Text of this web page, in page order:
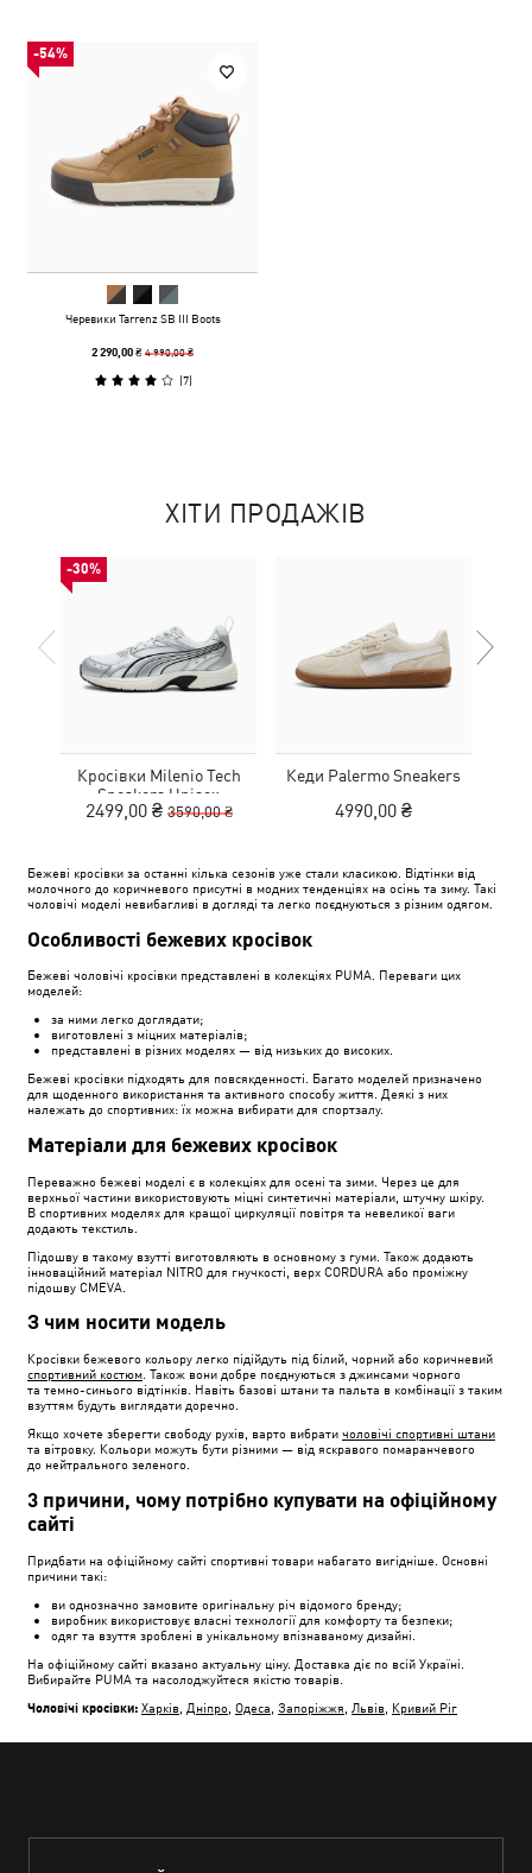
-54%
Черевики Tarrenz SB III Boots
2 290,00 ₴4 990,00 ₴
(7)
ХІТИ ПРОДАЖІВ
-30%
Кросівки Milenio Tech
Sneakers Unisex
2499,00 ₴ 3590,00 ₴
Кеди Palermo Sneakers
4990,00 ₴
Бежеві кросівки за останні кілька сезонів уже стали класикою. Відтінки від
молочного до коричневого присутні в модних тенденціях на осінь та зиму. Такі
чоловічі моделі невибагливі в догляді та легко поєднуються з різним одягом.
Особливості бежевих кросівок
Бежеві чоловічі кросівки представлені в колекціях PUMA. Переваги цих
моделей:
за ними легко доглядати;
виготовлені з міцних матеріалів;
представлені в різних моделях — від низьких до високих.
Бежеві кросівки підходять для повсякденності. Багато моделей призначено
для щоденного використання та активного способу життя. Деякі з них
належать до спортивних: їх можна вибирати для спортзалу.
Матеріали для бежевих кросівок
Переважно бежеві моделі є в колекціях для осені та зими. Через це для
верхньої частини використовують міцні синтетичні матеріали, штучну шкіру.
В спортивних моделях для кращої циркуляції повітря та невеликої ваги
додають текстиль.
Підошву в такому взутті виготовляють в основному з гуми. Також додають
інноваційний матеріал NITRO для гнучкості, верх CORDURA або проміжну
підошву CMEVA.
З чим носити модель
Кросівки бежевого кольору легко підійдуть під білий, чорний або коричневий
спортивний костюм . Також вони добре поєднуються з джинсами чорного
та темно-синього відтінків. Навіть базові штани та пальта в комбінації з таким
взуттям будуть виглядати доречно.
Якщо хочете зберегти свободу рухів, варто вибрати чоловічі спортивні штани
та вітровку. Кольори можуть бути різними — від яскравого помаранчевого
до нейтрального зеленого.
3 причини, чому потрібно купувати на офіційному
сайті
Придбати на офіційному сайті спортивні товари набагато вигідніше. Основні
причини такі:
ви однозначно замовите оригінальну річ відомого бренду;
виробник використовує власні технології для комфорту та безпеки;
одяг та взуття зроблені в унікальному впізнаваному дизайні.
На офіційному сайті вказано актуальну ціну. Доставка діє по всій Україні.
Вибирайте PUMA та насолоджуйтеся якістю товарів.
Чоловічі кросівки: Харків Дніпро Одеса Запоріжжя Львів Кривий Ріг